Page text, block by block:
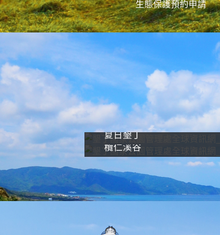
生態保護預約申請
夏日墾丁
欖仁溪谷